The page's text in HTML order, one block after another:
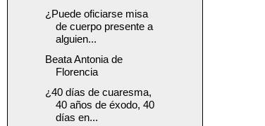
¿Puede oficiarse misa
de cuerpo presente a
alguien...
Beata Antonia de
Florencia
¿40 días de cuaresma,
40 años de éxodo, 40
días en...